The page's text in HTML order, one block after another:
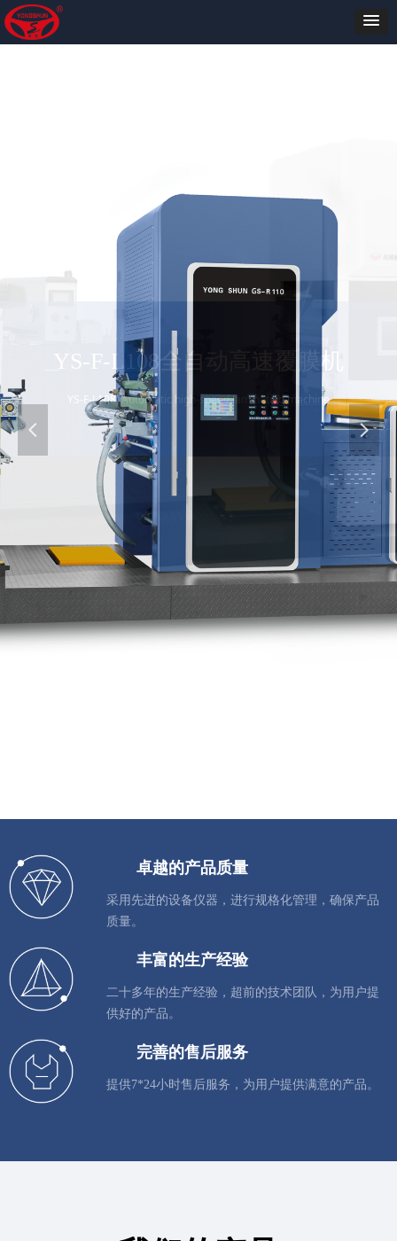
GS-R110高速智能覆膜机
GS-R110 high-speed intelligent laminating
넳 넲
卓越的产品质量
采用先进的设备仪器，进行规格化管理，确保产品
质量。
丰富的生产经验
二十多年的生产经验，超前的技术团队，为用户提
供好的产品。
完善的售后服务
提供7*24小时售后服务，为用户提供满意的产品。